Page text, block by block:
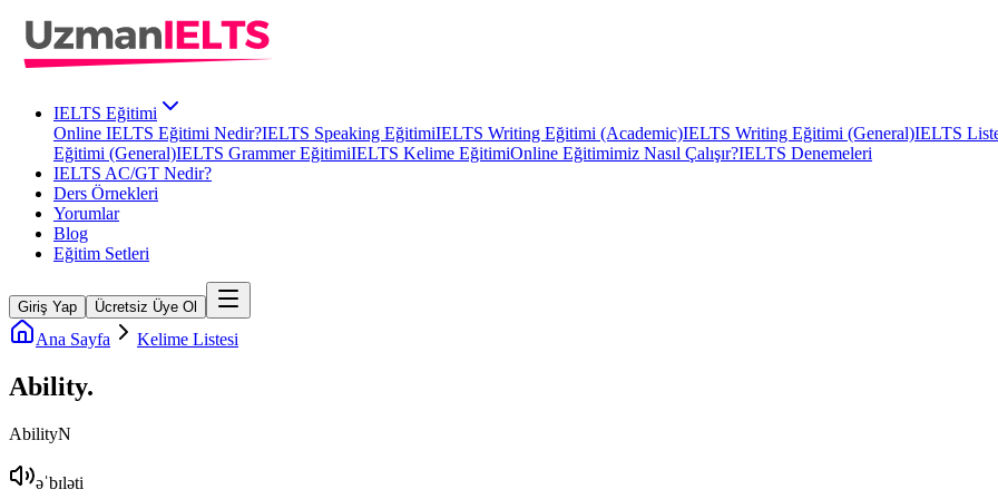
IELTS Eğitimi
Online IELTS Eğitimi Nedir?IELTS Speaking EğitimiIELTS Writing Eğitimi (Academic)IELTS Writing Eğitimi (General)IELTS
Eğitimi (General)IELTS Grammer EğitimiIELTS Kelime EğitimiOnline Eğitimimiz Nasıl Çalışır?IELTS Denemeleri
IELTS AC/GT Nedir?
Ders Örnekleri
Yorumlar
Blog
Eğitim Setleri
Giriş Yap Ücretsiz Üye Ol
Ana Sayfa Kelime Listesi
Ability.
AbilityN
əˈbɪləti